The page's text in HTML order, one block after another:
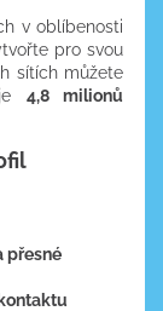
v oblíbenosti
pro svou
sítích můžete
4,8 milionů
přesné